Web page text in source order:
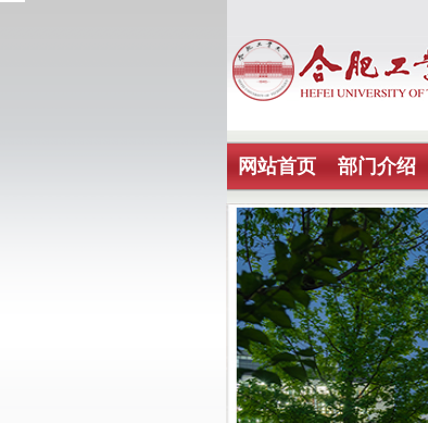
网站首页 部门介绍